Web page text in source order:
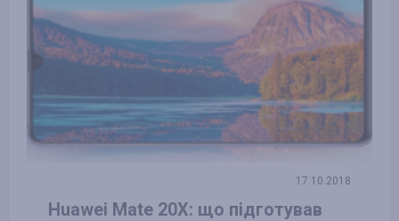
17.10.2018
Huawei Mate 20X: що підготував